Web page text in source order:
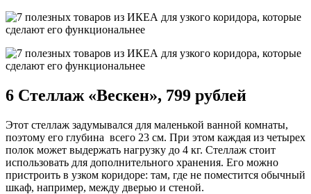
6 Стеллаж «Вескен», 799 рублей
Этот стеллаж задумывался для маленькой ванной комнаты,
поэтому его глубина всего 23 см. При этом каждая из четырех
полок может выдержать нагрузку до 4 кг. Стеллаж стоит
использовать для дополнительного хранения. Его можно
пристроить в узком коридоре: там, где не поместится обычный
шкаф, например, между дверью и стеной.